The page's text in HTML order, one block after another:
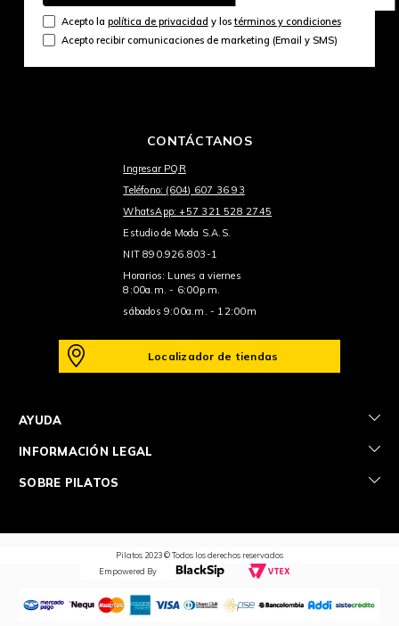
Acepto la política de privacidad y lostérminos y condiciones
Acepto recibir comunicaciones de marketing (Email y SMS)
CONTÁCTANOS
Ingresar PQR
Teléfono: (604) 607 36 93
WhatsApp: +57 321 528 2745
Estudio de Moda S.A.S.
NIT 890.926.803-1
Horarios: Lunes a viernes
8:00a.m. - 6:00p.m.
sábados 9:00a.m. - 12:00m
Localizador de tiendas
AYUDA +
INFORMACIÓN LEGAL +
SOBRE PILATOS +
Pilatos 2023 © Todos los derechos reservados
Empowered By